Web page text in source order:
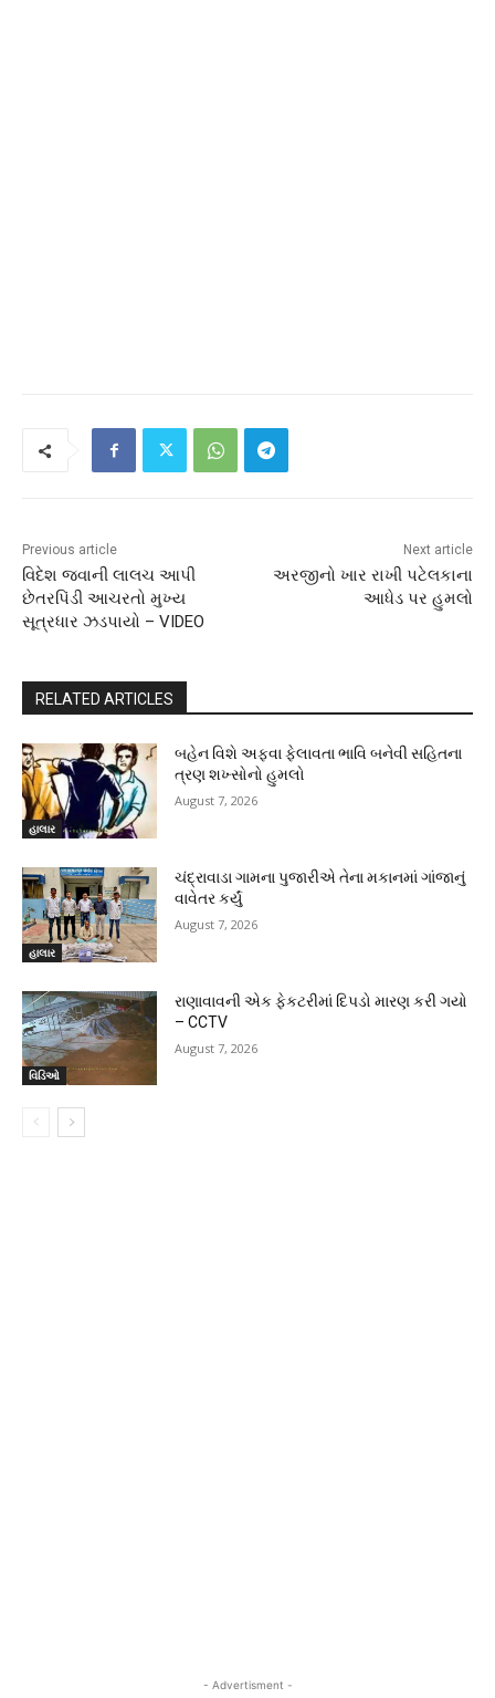
Previous article
વિદેશ જવાની લાલચ આપી
છેતરપિંડી આચરતો મુખ્ય
સૂત્રધાર ઝડપાયો – VIDEO
Next article
અરજીનો ખાર રાખી પટેલકાના
આધેડ પર હુમલો
RELATED ARTICLES
હાલાર
બહેન વિશે અફવા ફેલાવતા ભાવિ બનેવી સહિતના
ત્રણ શખ્સોનો હુમલો
August 7, 2026
હાલાર
ચંદ્રાવાડા ગામના પુજારીએ તેના મકાનમાં ગાંજાનું
વાવેતર કર્યું
August 7, 2026
વિડિઓ
રાણાવાવની એક ફેકટરીમાં દિપડો મારણ કરી ગયો
– CCTV
August 7, 2026
- Advertisment -